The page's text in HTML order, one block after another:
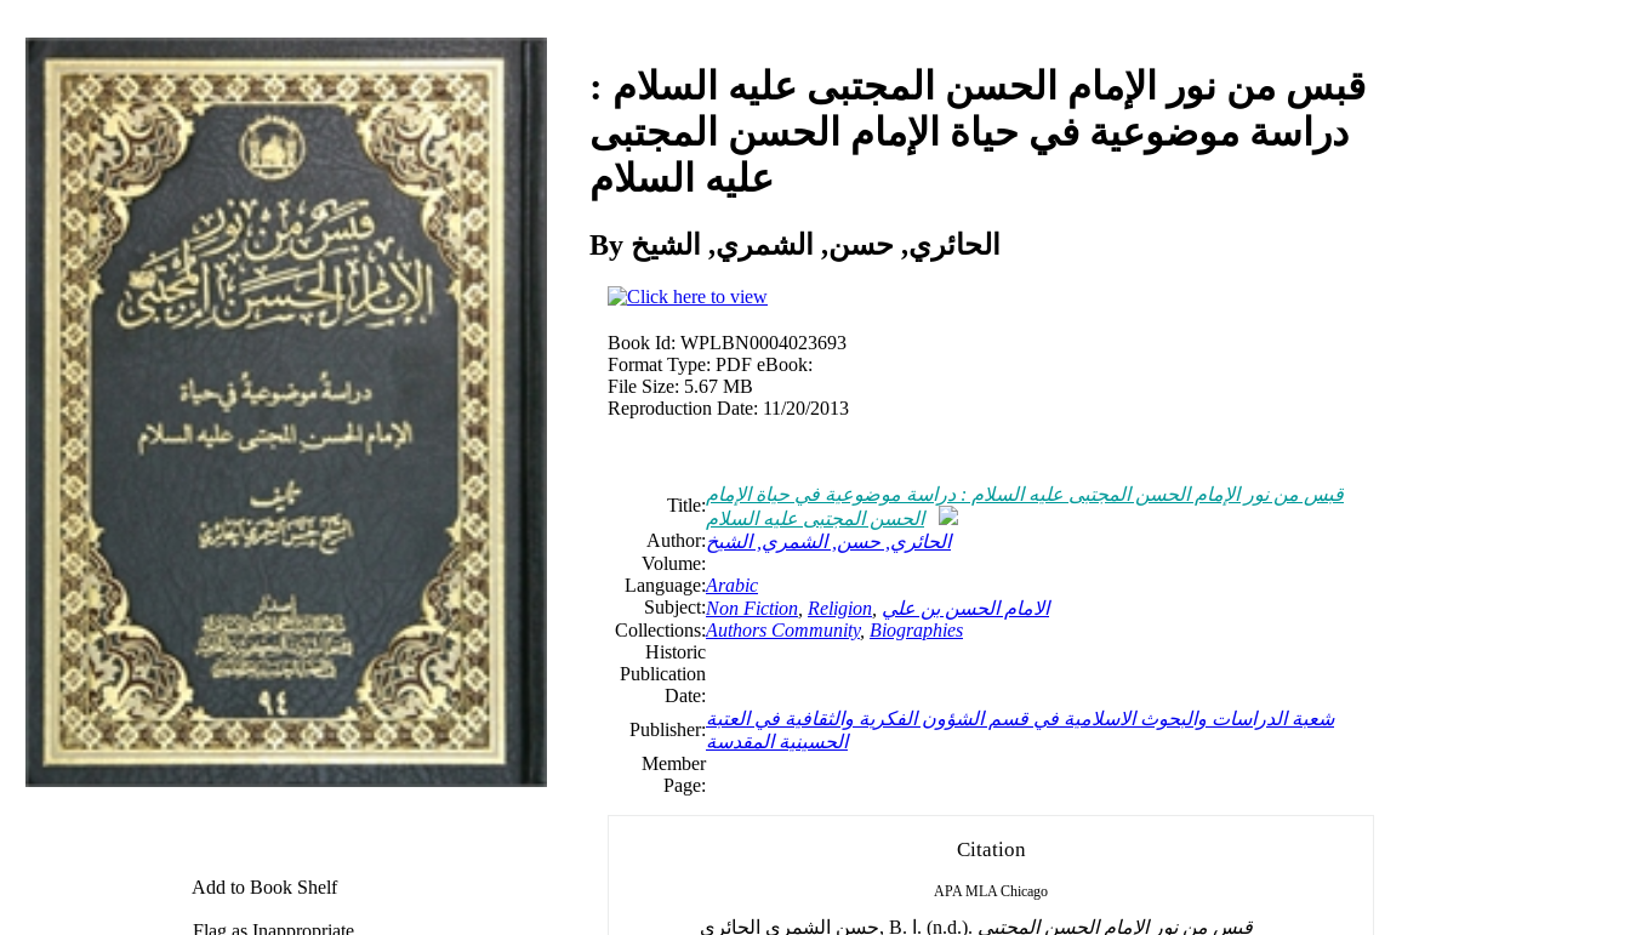
Download
Add to Book Shelf
Flag as Inappropriate
قبس من نور الإمام الحسن المجتبى عليه السلام :
دراسة موضوعية في حياة الإمام الحسن المجتبى
عليه السلام
By الحائري, حسن, الشمري, الشيخ
Book Id: WPLBN0004023693
Format Type: PDF eBook:
File Size: 5.67 MB
Reproduction Date: 11/20/2013
Title:
قبس من نور الإمام الحسن المجتبى عليه السلام : دراسة موضوعية في حياة الإمام
الحسن المجتبى عليه السلام
Author:الحائري, حسن, الشمري, الشيخ
Volume:
Language:Arabic
Subject:Non Fiction Religion الامام الحسن بن علي
Collections:Authors Community, Biographies
Historic
Publication
Date:
Publisher:
شعبة الدراسات والبحوث الاسلامية في قسم الشؤون الفكرية والثقافية في العتبة
الحسينية المقدسة
Member
Page:
Citation
APA MLA Chicago
حسن الشمري الحائري, B. ا. (n.d.). قبس من نور الإمام الحسن المجتبى